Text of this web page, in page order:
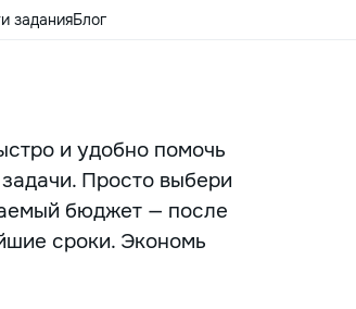
заданияБлог
и удобно помочь
Просто выбери
бюджет — после
сроки. Экономь